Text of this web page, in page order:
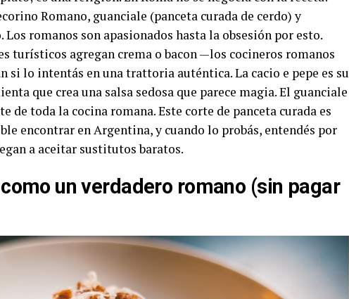
Romano, guanciale (panceta curada de cerdo) y
romanos son apasionados hasta la obsesión por esto.
turísticos agregan crema o bacon —los cocineros romanos
si lo intentás en una trattoria auténtica. La cacio e pepe es su
que crea una salsa sedosa que parece magia. El guanciale
de toda la cocina romana. Este corte de panceta curada es
encontrar en Argentina, y cuando lo probás, entendés por
a aceitar sustitutos baratos.
un verdadero romano (sin pagar